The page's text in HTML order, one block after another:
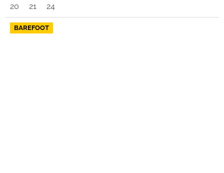
20 21 24
BAREFOOT